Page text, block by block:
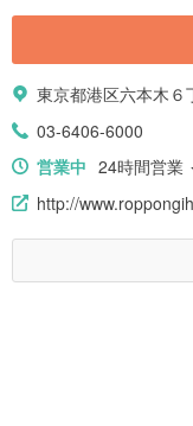
東京都港区六本木６
03-6406-6000
営業中 24時間営業
http://